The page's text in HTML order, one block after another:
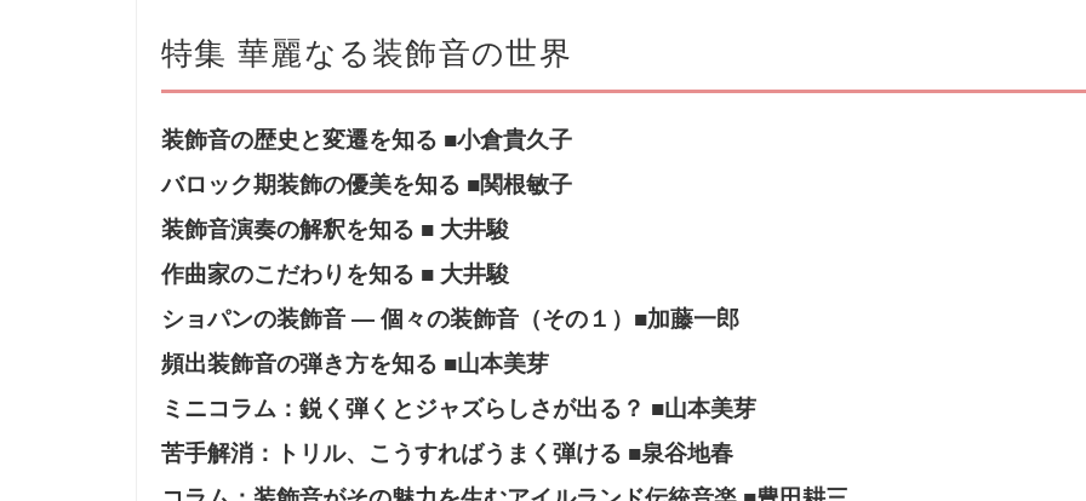
特集 華麗なる装飾音の世界
装飾音の歴史と変遷を知る ■小倉貴久子
バロック期装飾の優美を知る ■関根敏子
装飾音演奏の解釈を知る ■ 大井駿
作曲家のこだわりを知る ■ 大井駿
ショパンの装飾音 ― 個々の装飾音（その１）■加藤一郎
頻出装飾音の弾き方を知る ■山本美芽
ミニコラム：鋭く弾くとジャズらしさが出る？ ■山本美芽
苦手解消：トリル、こうすればうまく弾ける ■泉谷地春